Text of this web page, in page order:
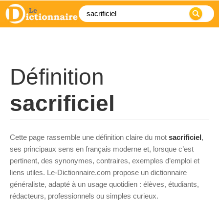
Définition
sacrificiel
Cette page rassemble une définition claire du mot sacrificiel,
ses principaux sens en français moderne et, lorsque c’est
pertinent, des synonymes, contraires, exemples d’emploi et
liens utiles. Le-Dictionnaire.com propose un dictionnaire
généraliste, adapté à un usage quotidien : élèves, étudiants,
rédacteurs, professionnels ou simples curieux.